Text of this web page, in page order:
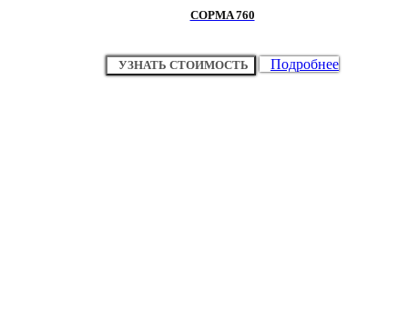
COPMA 760
УЗНАТЬ СТОИМОСТЬ Подробнее